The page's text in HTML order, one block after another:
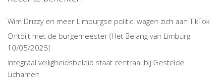
Wim Drizzy en meer Limburgse politici wagen zich aan TikTok
Ontbijt met de burgemeester (Het Belang van Limburg
10/05/2025)
Integraal veiligheidsbeleid staat centraal bij Gestelde
Lichamen